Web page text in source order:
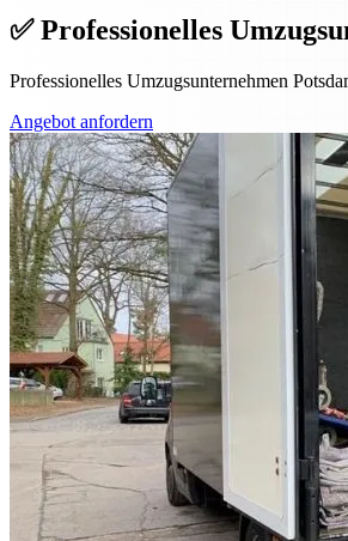
✅ Professionelles
Professionelles Umzugsunternehmen
Angebot anfordern